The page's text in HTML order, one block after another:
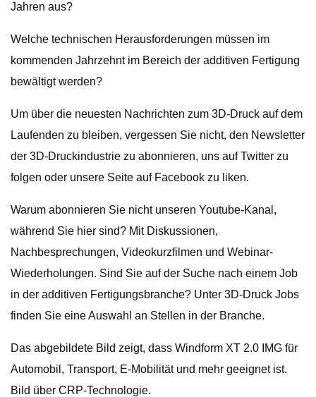
Jahren aus?
Welche technischen Herausforderungen müssen im
kommenden Jahrzehnt im Bereich der additiven Fertigung
bewältigt werden?
Um über die neuesten Nachrichten zum 3D-Druck auf dem
Laufenden zu bleiben, vergessen Sie nicht, den Newsletter
der 3D-Druckindustrie zu abonnieren, uns auf Twitter zu
folgen oder unsere Seite auf Facebook zu liken.
Warum abonnieren Sie nicht unseren Youtube-Kanal,
während Sie hier sind? Mit Diskussionen,
Nachbesprechungen, Videokurzfilmen und Webinar-
Wiederholungen. Sind Sie auf der Suche nach einem Job
in der additiven Fertigungsbranche? Unter 3D-Druck Jobs
finden Sie eine Auswahl an Stellen in der Branche.
Das abgebildete Bild zeigt, dass Windform XT 2.0 IMG für
Automobil, Transport, E-Mobilität und mehr geeignet ist.
Bild über CRP-Technologie.